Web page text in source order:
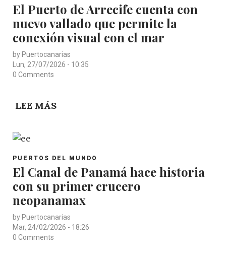
El Puerto de Arrecife cuenta con
nuevo vallado que permite la
conexión visual con el mar
by Puertocanarias
Lun, 27/07/2026 - 10:35
0 Comments
LEE MÁS
ARRECIFE
CUENTA
CON
NUEVO
QUE
POST
PUERTOS DEL MUNDO
El Canal de Panamá hace historia
con su primer crucero
neopanamax
by Puertocanarias
Mar, 24/02/2026 - 18:26
0 Comments